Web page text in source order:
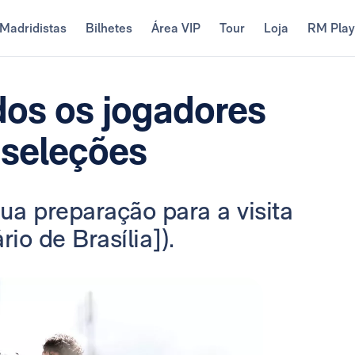
Madridistas Bilhetes Área VIP Tour Loja RM Play
os jogadores
preparação para a visita
de Brasília]).